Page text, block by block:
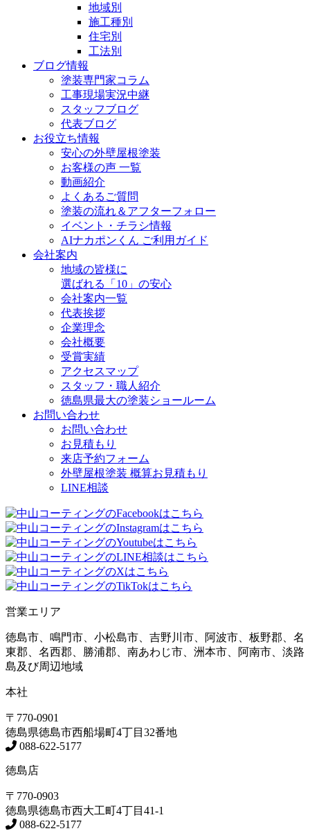
地域別
施工種別
住宅別
工法別
ブログ情報
塗装専門家コラム
工事現場実況中継
スタッフブログ
代表ブログ
お役立ち情報
安心の外壁屋根塗装
お客様の声 一覧
動画紹介
よくあるご質問
塗装の流れ＆アフターフォロー
イベント・チラシ情報
AIナカポンくん ご利用ガイド
会社案内
地域の皆様に
選ばれる「10」の安心
会社案内一覧
代表挨拶
企業理念
会社概要
受賞実績
アクセスマップ
スタッフ・職人紹介
徳島県最大の塗装ショールーム
お問い合わせ
お問い合わせ
お見積もり
来店予約フォーム
外壁屋根塗装 概算お見積もり
LINE相談
営業エリア
徳島市、鳴門市、小松島市、吉野川市、阿波市、板野郡、名
東郡、名西郡、勝浦郡、南あわじ市、洲本市、阿南市、淡路
島及び周辺地域
本社
〒770-0901
徳島県徳島市西船場町4丁目32番地
088-622-5177
徳島店
〒770-0903
徳島県徳島市西大工町4丁目41-1
088-622-5177